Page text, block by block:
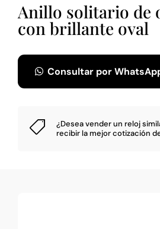
Anillo solitario de
con brillante oval
Consultar por
 ¿Desea vender un reloj
recibir la mejor cotización